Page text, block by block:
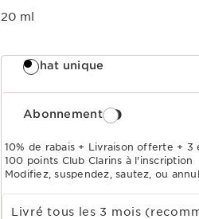
20 ml
Achat unique
Abonnement
10% de rabais + Livraison offerte + 3
100 points Club Clarins à l'inscription
Modifiez, suspendez, sautez, ou
Choisir la période d''abonnement
Livré tous les 3 mois